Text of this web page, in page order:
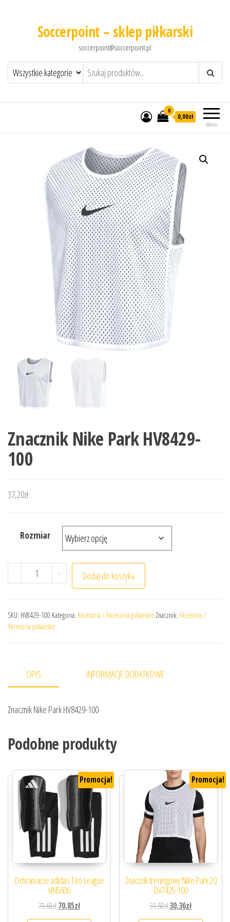
Soccerpoint – sklep piłkarski
soccerpoint@soccerpoint.pl
Menu
0
0,00zł
Znacznik Nike Park HV8429-
100
37,20zł
Rozmiar
- ilość Znacznik Nike Park HV8429-100
+ Dodaj do koszyka
SKU: HV8429-100 Kategoria: Akcesoria / Akcesoria piłkarskie Znacznik: Akcesoria /
Akcesoria piłkarskie
OPIS INFORMACJE DODATKOWE
Znacznik Nike Park HV8429-100
Podobne produkty
Promocja!
Ochraniacze adidas Tiro League
HN5606
73,68złPierwotna cena wynosiła: 73,68zł.
70,85złAktualna cena wynosi: 70,85zł.
Promocja!
Znacznik treningowy Nike Park 20
DV7425-100
31,58złPierwotna cena
30,36złAktualna cena